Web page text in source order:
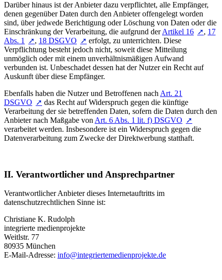
Darüber hinaus ist der Anbieter dazu verpflichtet, alle Empfänger,
denen gegenüber Daten durch den Anbieter offengelegt worden
sind, über jedwede Berichtigung oder Löschung von Daten oder die
Einschränkung der Verarbeitung, die aufgrund derArtikel 16 , 17
Abs. 1
, 18 DSGVO
erfolgt, zu unterrichten. Diese
Verpflichtung besteht jedoch nicht, soweit diese Mitteilung
unmöglich oder mit einem unverhältnismäßigen Aufwand
verbunden ist. Unbeschadet dessen hat der Nutzer ein Recht auf
Auskunft über diese Empfänger.
Ebenfalls haben die Nutzer und Betroffenen nach Art. 21
DSGVO
das Recht auf Widerspruch gegen die künftige
Verarbeitung der sie betreffenden Daten, sofern die Daten durch den
Anbieter nach Maßgabe von Art. 6 Abs. 1 lit. f) DSGVO
verarbeitet werden. Insbesondere ist ein Widerspruch gegen die
Datenverarbeitung zum Zwecke der Direktwerbung statthaft.
II. Verantwortlicher und Ansprechpartner
Verantwortlicher Anbieter dieses Internetauftritts im
datenschutzrechtlichen Sinne ist:
Christiane K. Rudolph
integrierte medienprojekte
Weitlstr. 77
80935 München
E-Mail-Adresse: info@integriertemedienprojekte.de